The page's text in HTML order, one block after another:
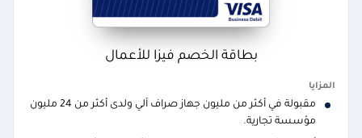
بطاقة الخصم فيزا للأعمال
المزايا
مقبولة في أكثر من مليون جهاز صراف آلي ولدى أكثر من 24 مليون
مؤسسة تجارية.